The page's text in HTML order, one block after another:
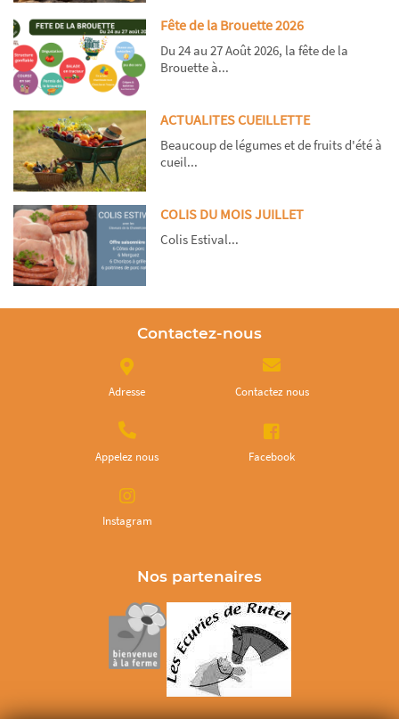
Fête de la Brouette 2026
Du 24 au 27 Août 2026, la fête de la
Brouette à...
ACTUALITES CUEILLETTE
Beaucoup de légumes et de fruits d'été à
cueil...
COLIS DU MOIS JUILLET
Colis Estival...
Contactez-nous
Adresse Contactez nous
Appelez nous Facebook
Instagram
Nos partenaires